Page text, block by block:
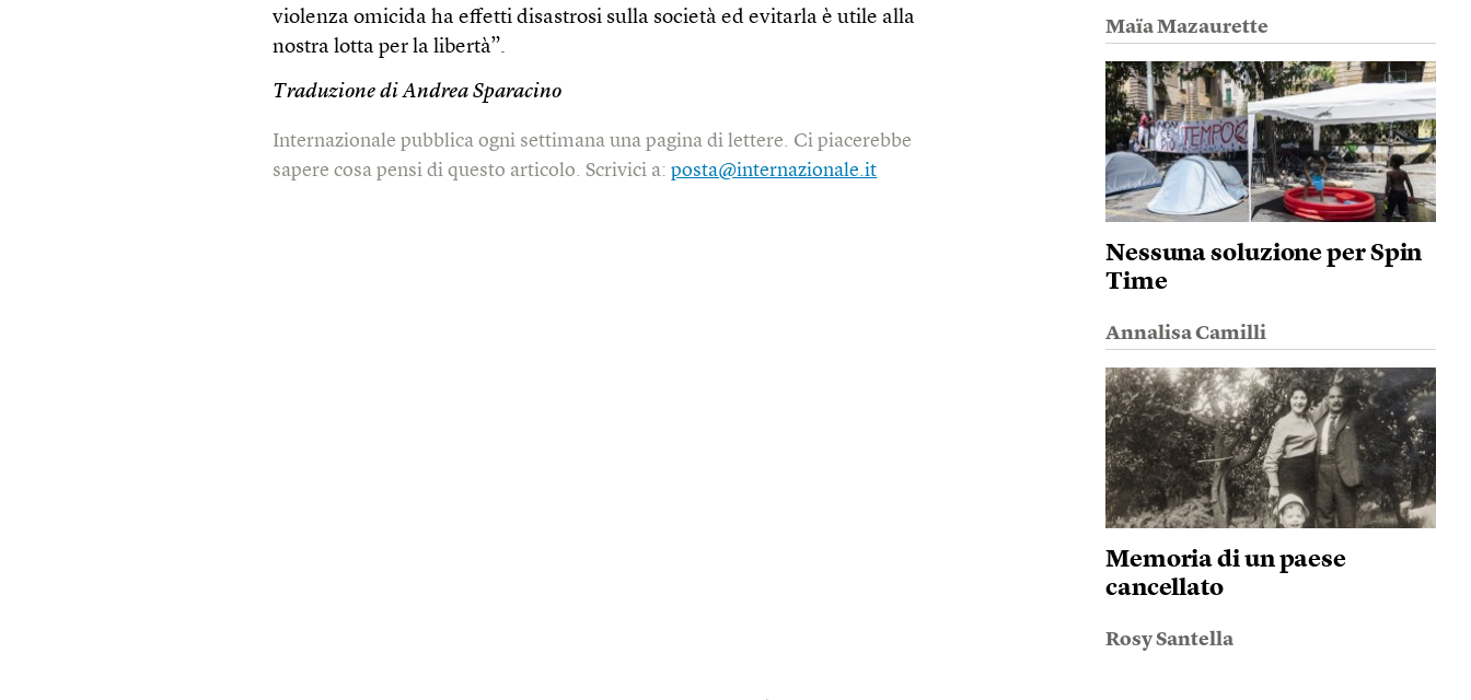
violenza omicida ha effetti disastrosi sulla società ed evitarla è utile alla
nostra lotta per la libertà”.
Traduzione di Andrea Sparacino
Internazionale pubblica ogni settimana una pagina di lettere. Ci piacerebbe
sapere cosa pensi di questo articolo. Scrivici a:posta@internazionale.it
Maïa Mazaurette
Nessuna soluzione per Spin
Time
Annalisa Camilli
Memoria di un paese
cancellato
Rosy Santella